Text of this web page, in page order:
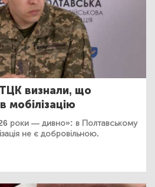
визнали, що
мобілізацію
роки — дивно»: в Полтавському
не є добровільною.